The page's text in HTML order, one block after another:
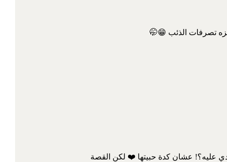
تصرفات الذئب 😁🤭
عليه؟! عشان كدة حبيتها ❤️ لكن القصة